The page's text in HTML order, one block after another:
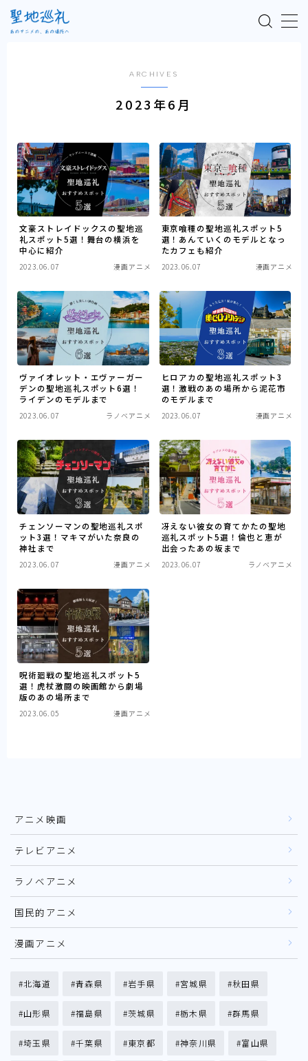
漫画アニメ
アニメ映画
テレビアニメ
国民的アニメ
ARCHIVES
2023年6月
文豪ストレイドックスの聖地巡
礼スポット5選！舞台の横浜を
中心に紹介
2023.06.07 漫画アニメ
東京喰種の聖地巡礼スポット5
選！あんていくのモデルとなっ
たカフェも紹介
2023.06.07 漫画アニメ
ヴァイオレット・エヴァーガー
デンの聖地巡礼スポット6選！
ライデンのモデルまで
2023.06.07 ラノベアニメ
ヒロアカの聖地巡礼スポット3
選！激戦のあの場所から泥花市
のモデルまで
2023.06.07 漫画アニメ
チェンソーマンの聖地巡礼スポ
ット3選！マキマがいた奈良の
神社まで
2023.06.07 漫画アニメ
冴えない彼女の育てかたの聖地
巡礼スポット5選！倫也と恵が
出会ったあの坂まで
2023.06.07 ラノベアニメ
呪術廻戦の聖地巡礼スポット5
選！虎杖激闘の映画館から劇場
版のあの場所まで
2023.06.05 漫画アニメ
アニメ映画
テレビアニメ
ラノベアニメ
国民的アニメ
漫画アニメ
北海道 青森県 岩手県 宮城県 秋田県
山形県 福島県 茨城県 栃木県 群馬県
埼玉県 千葉県 東京都 神奈川県 富山県